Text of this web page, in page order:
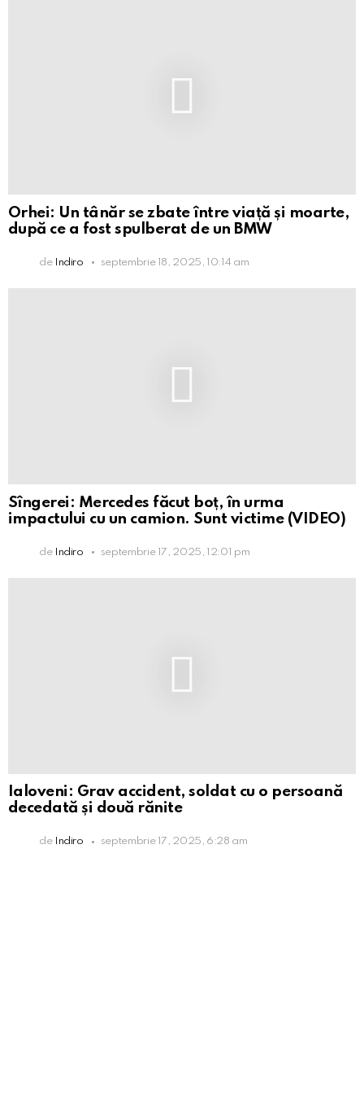
Orhei: Un tânăr se zbate între viață și moarte,
după ce a fost spulberat de un BMW
de Indiro septembrie 18, 2025, 10:14 am
Sîngerei: Mercedes făcut boț, în urma
impactului cu un camion. Sunt victime (VIDEO)
de Indiro septembrie 17, 2025, 12:01 pm
Ialoveni: Grav accident, soldat cu o persoană
decedată și două rănite
de Indiro septembrie 17, 2025, 6:28 am